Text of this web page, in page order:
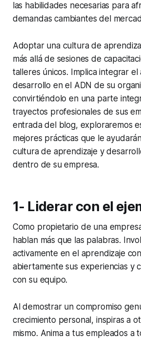
las habilidades necesarias para
demandas cambiantes del
Adoptar una cultura de
más allá de sesiones de
talleres únicos. Implica integrar el
desarrollo en el ADN de su
convirtiéndolo en una parte
trayectos profesionales de sus
entrada del blog, exploraremos
mejores prácticas que le
cultura de aprendizaje y
dentro de su empresa.
1- Liderar con el
Como propietario de una
hablan más que las palabras.
activamente en el aprendizaje
abiertamente sus experiencias y
con su equipo.
Al demostrar un compromiso
crecimiento personal, inspiras a
mismo. Anima a tus empleados a